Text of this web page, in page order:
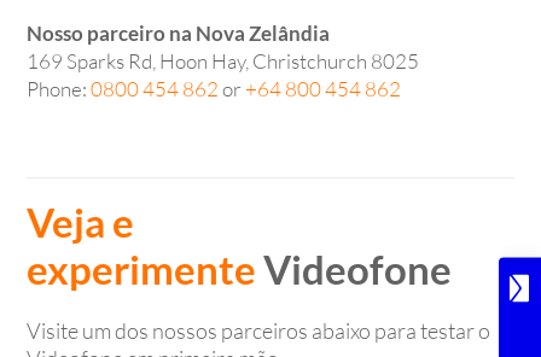
Nosso parceiro na Nova Zelândia
169 Sparks Rd, Hoon Hay, Christchurch 8025
Phone:0800 454 862or +64 800 454 862
Veja e
experimenteVideofone
Visite um dos nossos parceiros abaixo para testar o